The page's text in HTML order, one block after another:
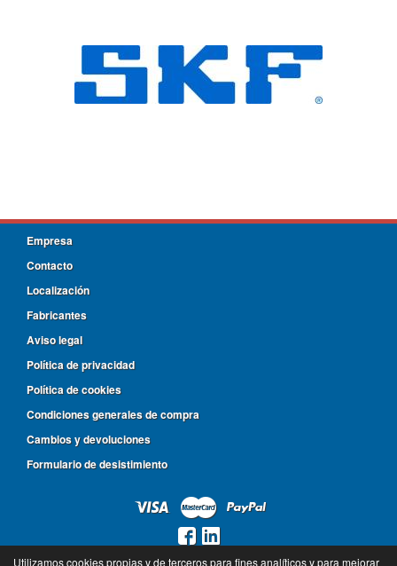
Empresa
Contacto
Localización
Fabricantes
Aviso legal
Política de privacidad
Política de cookies
Condiciones generales de compra
Cambios y devoluciones
Formulario de desistimiento
Utilizamos cookies propias y de terceros para fines analíticos y para mejorar